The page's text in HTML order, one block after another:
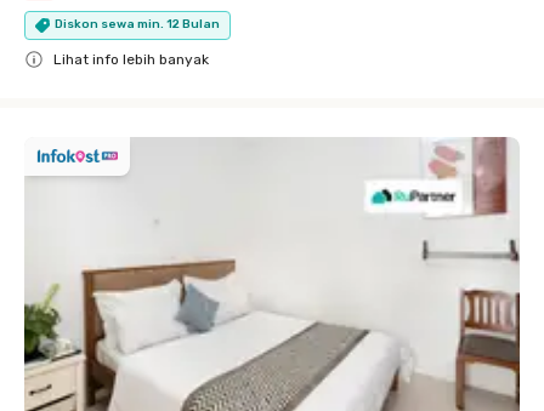
Diskon sewa min. 12 Bulan
Lihat info lebih banyak